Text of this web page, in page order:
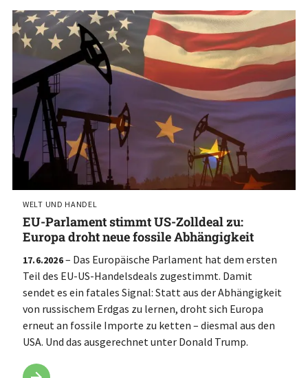
EU-Parlament stimmt US-Zolldeal zu:
Europa droht neue fossile Abhängigkeit
WELT UND HANDEL
17.6.2026– Das Europäische Parlament hat dem ersten
Teil des EU-US-Handelsdeals zugestimmt. Damit
sendet es ein fatales Signal: Statt aus der Abhängigkeit
von russischem Erdgas zu lernen, droht sich Europa
erneut an fossile Importe zu ketten – diesmal aus den
USA. Und das ausgerechnet unter Donald Trump.